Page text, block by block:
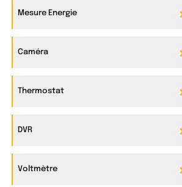
Mesure Energie
Caméra
Thermostat
DVR
Voltmètre